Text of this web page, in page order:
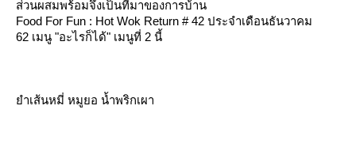
ส่วนผสมพร้อมจึงเป็นที่มาของการบ้าน
Food For Fun : Hot Wok Return # 42 ประจำเดือนธันวาคม
62 เมนู "อะไรก็ได้" เมนูที่ 2 นี้
ำเส้นหมี่ หมูยอ น้ำพริกเผา